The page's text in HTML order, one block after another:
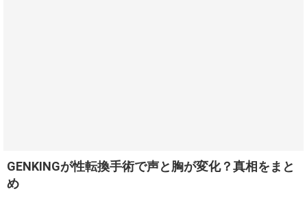
GENKINGが性転換手術で声と胸が変化？真相をまと
め